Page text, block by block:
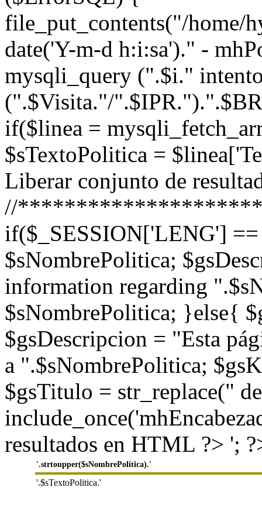
file_put_contents("/home/
date('Y-m-d h:i:sa')." -
mysqli_query (".$i."
(".$Visita."/
if($linea =
$sTextoPolitica =
Liberar conjunto de
//
if($_SESSION['LENG']
$sNombrePolitica;
information regarding
$sNombrePolitica; }else{
$gsDescripcion = "Esta
a ".$sNombrePolitica;
$gsTitulo = str_replace("
resultados en HTML ?> ';
'.strtoupper($sNombrePolitica).'
'.$sTextoPolitica.'